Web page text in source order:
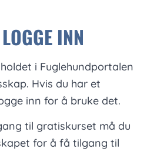
INN
i Fuglehundportalen
Hvis du har et
inn for å bruke det.
til gratiskurset må du
for å få tilgang til